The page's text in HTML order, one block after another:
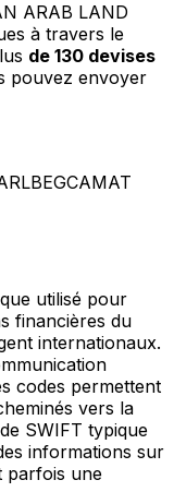
ARAB LAND
à travers le
de 130 devises
pouvez envoyer
utilisé pour
financières du
internationaux.
codes permettent
vers la
SWIFT typique
informations sur
parfois une